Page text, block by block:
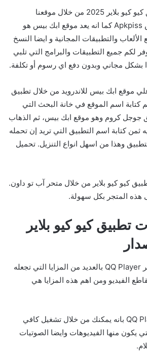
يمكنك الآن تنزيل تطبيق كيو كيو بلاير 2025 من خلال موقعنا
الرسمي. موقع ابك بيس Apkpiss كما انه يعد موقع ابك بيس هو
والتطبيقات المجانية و ايضا النسخ
لكم جميع التطبيقات والبرامج التي تلبي
بشكل مجاني وبدون دفع اي رسوم أو تكلفة.
موقع ابك بيس للاندرويد من خلال تطبيق
كتابة اسم الموقع في خانة البحث التي
جوجل كروم وهو موقع ابك بيس، ثم الذهاب
ثمن كتابة اسم التطبيق التي تريد إن تحمله
وهذا من اسهل انواع التنزيل. تحميل
كيو كيو بلاير من خلال متحر آب تو داون.
المتجر بكل سهولة.
كيو كيو بلاير
يتميز تطبيق كيو كيو بلاير QQ Player بالعديد من المزايا التي تجعله
الفيديو ومن اهم هذه المزايا هي
يتميز تطبيق QQ Player بانه يمكنك من خلال تشغيل كافي
يكون منها الفيديوهات وايضا الصوتيات